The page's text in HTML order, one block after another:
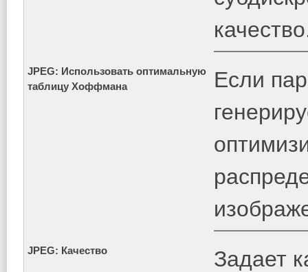
JPEG: Использовать оптимальную
таблицу Хоффмана
Если
JPEG: Качество
Задает